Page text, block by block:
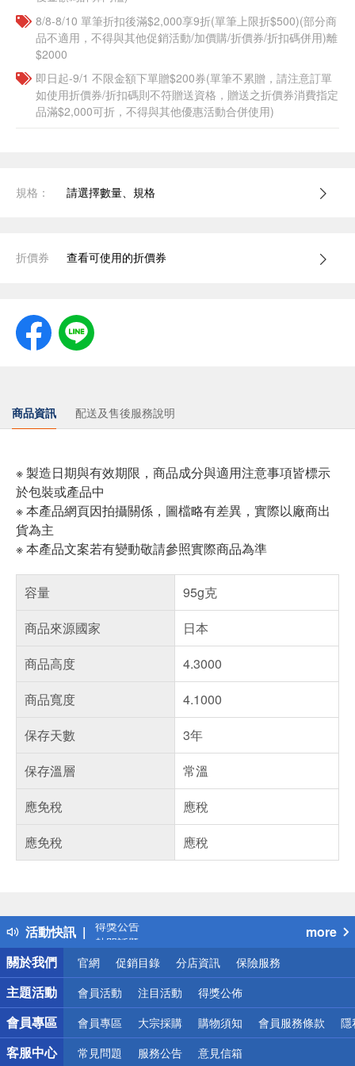
8/8-8/10 單筆折扣後滿$2,000享9折(單筆上限折$500)(部分商
品不適用，不得與其他促銷活動/加價購/折價券/折扣碼併用)離
$2000
即日起-9/1 不限金額下單贈$200券(單筆不累贈，請注意訂單
如使用折價券/折扣碼則不符贈送資格，贈送之折價券消費指定
品滿$2,000可折，不得與其他優惠活動合併使用)
規格： 請選擇數量、規格
折價券 查看可使用的折價券
商品資訊 配送及售後服務說明
※ 製造日期與有效期限，商品成分與適用注意事項皆標示
於包裝或產品中
※ 本產品網頁因拍攝關係，圖檔略有差異，實際以廠商出
貨為主
※ 本產品文案若有變動敬請參照實際商品為準
容量
95g克
商品來源國家
日本
商品高度
4.3000
商品寬度
4.1000
保存天數
3年
保存溫層
常溫
應免稅
應稅
應免稅
應稅
活動快訊
得獎公告
熱門話題
銀行優惠
偏遠地區配送
詐騙網頁！請小心！
more
關於我們
官網 促銷目錄 分店資訊 保險服務
主題活動 會員活動 注目活動 得獎公佈
會員專區 會員專區 大宗採購 購物須知 會員服務條款 隱
客服中心 常見問題 服務公告 意見信箱